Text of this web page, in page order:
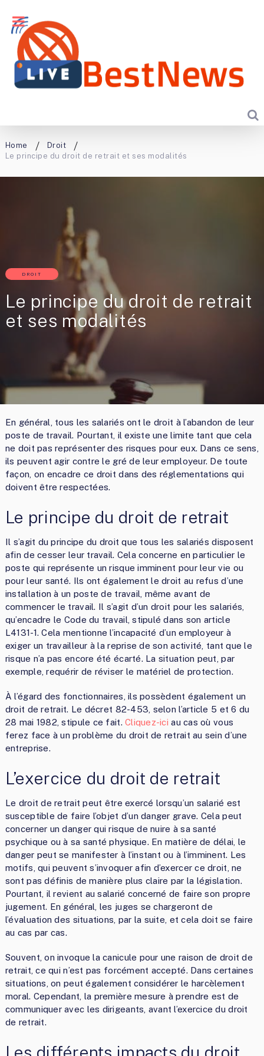
Home
Droit
Le principe du droit de retrait et ses modalités
DROIT
Le principe du droit de retrait
et ses modalités
En général, tous les salariés ont le droit à l’abandon de leur
poste de travail. Pourtant, il existe une limite tant que cela
ne doit pas représenter des risques pour eux. Dans ce sens,
ils peuvent agir contre le gré de leur employeur. De toute
façon, on encadre ce droit dans des réglementations qui
doivent être respectées.
Le principe du droit de retrait
Il s’agit du principe du droit que tous les salariés disposent
afin de cesser leur travail. Cela concerne en particulier le
poste qui représente un risque imminent pour leur vie ou
pour leur santé. Ils ont également le droit au refus d’une
installation à un poste de travail, même avant de
commencer le travail. Il s’agit d’un droit pour les salariés,
qu’encadre le Code du travail, stipulé dans son article
L4131-1. Cela mentionne l’incapacité d’un employeur à
exiger un travailleur à la reprise de son activité, tant que le
risque n’a pas encore été écarté. La situation peut, par
exemple, requérir de réviser le matériel de protection.
À l’égard des fonctionnaires, ils possèdent également un
droit de retrait. Le décret 82-453, selon l’article 5 et 6 du
28 mai 1982, stipule ce fait.Cliquez-ici au cas où vous
ferez face à un problème du droit de retrait au sein d’une
entreprise.
L’exercice du droit de retrait
Le droit de retrait peut être exercé lorsqu’un salarié est
susceptible de faire l’objet d’un danger grave. Cela peut
concerner un danger qui risque de nuire à sa santé
psychique ou à sa santé physique. En matière de délai, le
danger peut se manifester à l’instant ou à l’imminent. Les
motifs, qui peuvent s’invoquer afin d’exercer ce droit, ne
sont pas définis de manière plus claire par la législation.
Pourtant, il revient au salarié concerné de faire son propre
jugement. En général, les juges se chargeront de
l’évaluation des situations, par la suite, et cela doit se faire
au cas par cas.
Souvent, on invoque la canicule pour une raison de droit de
retrait, ce qui n’est pas forcément accepté. Dans certaines
situations, on peut également considérer le harcèlement
moral. Cependant, la première mesure à prendre est de
communiquer avec les dirigeants, avant l’exercice du droit
de retrait.
Les différents impacts du droit